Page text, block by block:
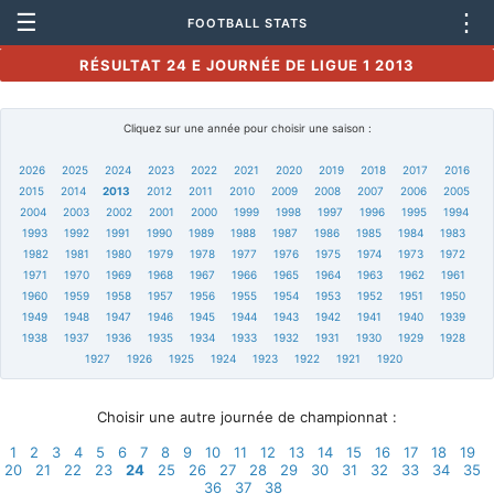
☰ FOOTBALL STATS ⋮
RÉSULTAT 24 E JOURNÉE DE LIGUE 1 2013
Cliquez sur une année pour choisir une saison :
2026 2025 2024 2023 2022 2021 2020 2019 2018 2017
2016
2015
2014 2013 2012 2011 2010 2009 2008 2007 2006
2005
2004
2003 2002 2001 2000 1999 1998 1997 1996 1995
1994
1993
1992 1991 1990 1989 1988 1987 1986 1985 1984
1983
1982
1981 1980 1979 1978 1977 1976 1975 1974 1973
1972
1971
1970 1969 1968 1967 1966 1965 1964 1963 1962
1961
1960
1959 1958 1957 1956 1955 1954 1953 1952 1951
1950
1949
1948 1947 1946 1945 1944 1943 1942 1941 1940
1939
1938
1937 1936 1935 1934 1933 1932 1931 1930 1929
1928
1927
1926 1925 1924 1923 1922 1921 1920
Choisir une autre journée de championnat :
1
2 3 4 5 6 7 8 9 10 11 12 13 14 15 16 17 18
19
20
21 22 23 24 25 26 27 28 29 30 31 32 33 34
35
36
37 38